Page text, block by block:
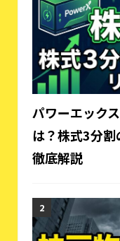
パワーエック
は？株式3分
徹底解説